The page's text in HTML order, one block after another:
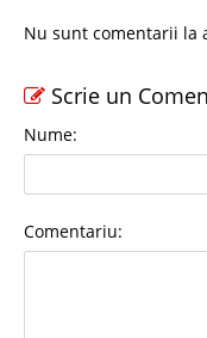
Nu sunt comentarii la
Scrie un
Nume:
Comentariu: